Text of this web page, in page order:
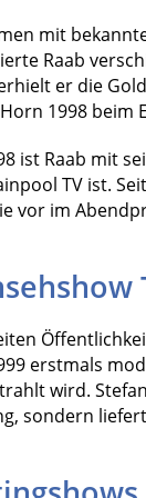
mit
Raab
er die
1998 beim
ist Raab mit
TV ist.
vor im
erstmals
wird.
sondern